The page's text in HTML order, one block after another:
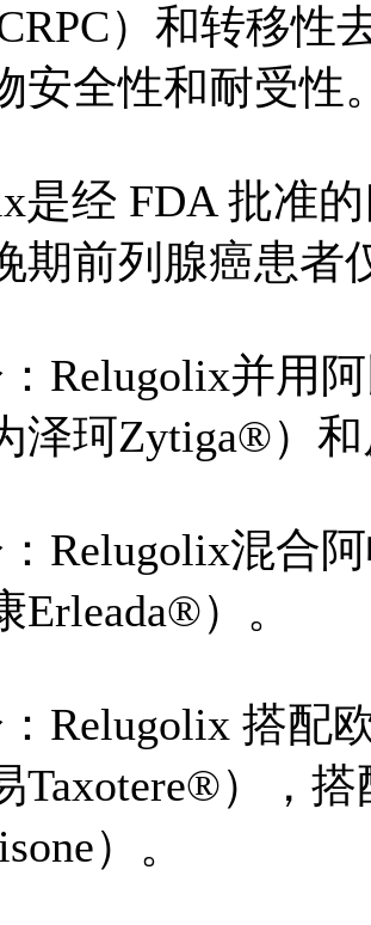
）和转移性
安全性和耐受性
是经 FDA 批准
期前列腺癌患者
Relugolix并用
泽珂Zytiga®）
Relugolix混合
Erleada®）。
Relugolix 搭配
Taxotere®），
）。